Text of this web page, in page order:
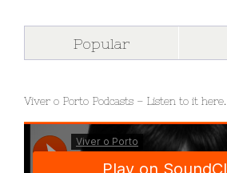
Popular
Viver o Porto Podcasts – Listen to it here.